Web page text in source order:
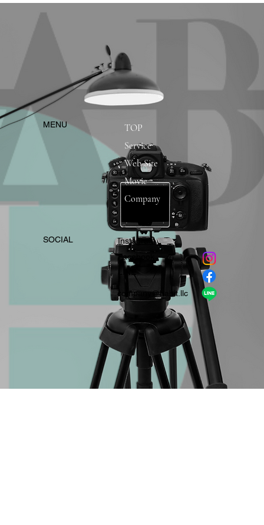
​MENU
TOP
Service
Web Site
Movie
Company
​SOCIAL
Instagram
​Facebook
company＠habit.llc